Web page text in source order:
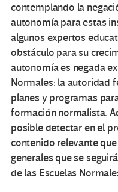
contemplando la
autonomía para estas
algunos expertos
obstáculo para su
autonomía es negada
Normales: la autoridad
planes y programas
formación normalista.
posible detectar en el
contenido relevante
generales que se
de las Escuelas